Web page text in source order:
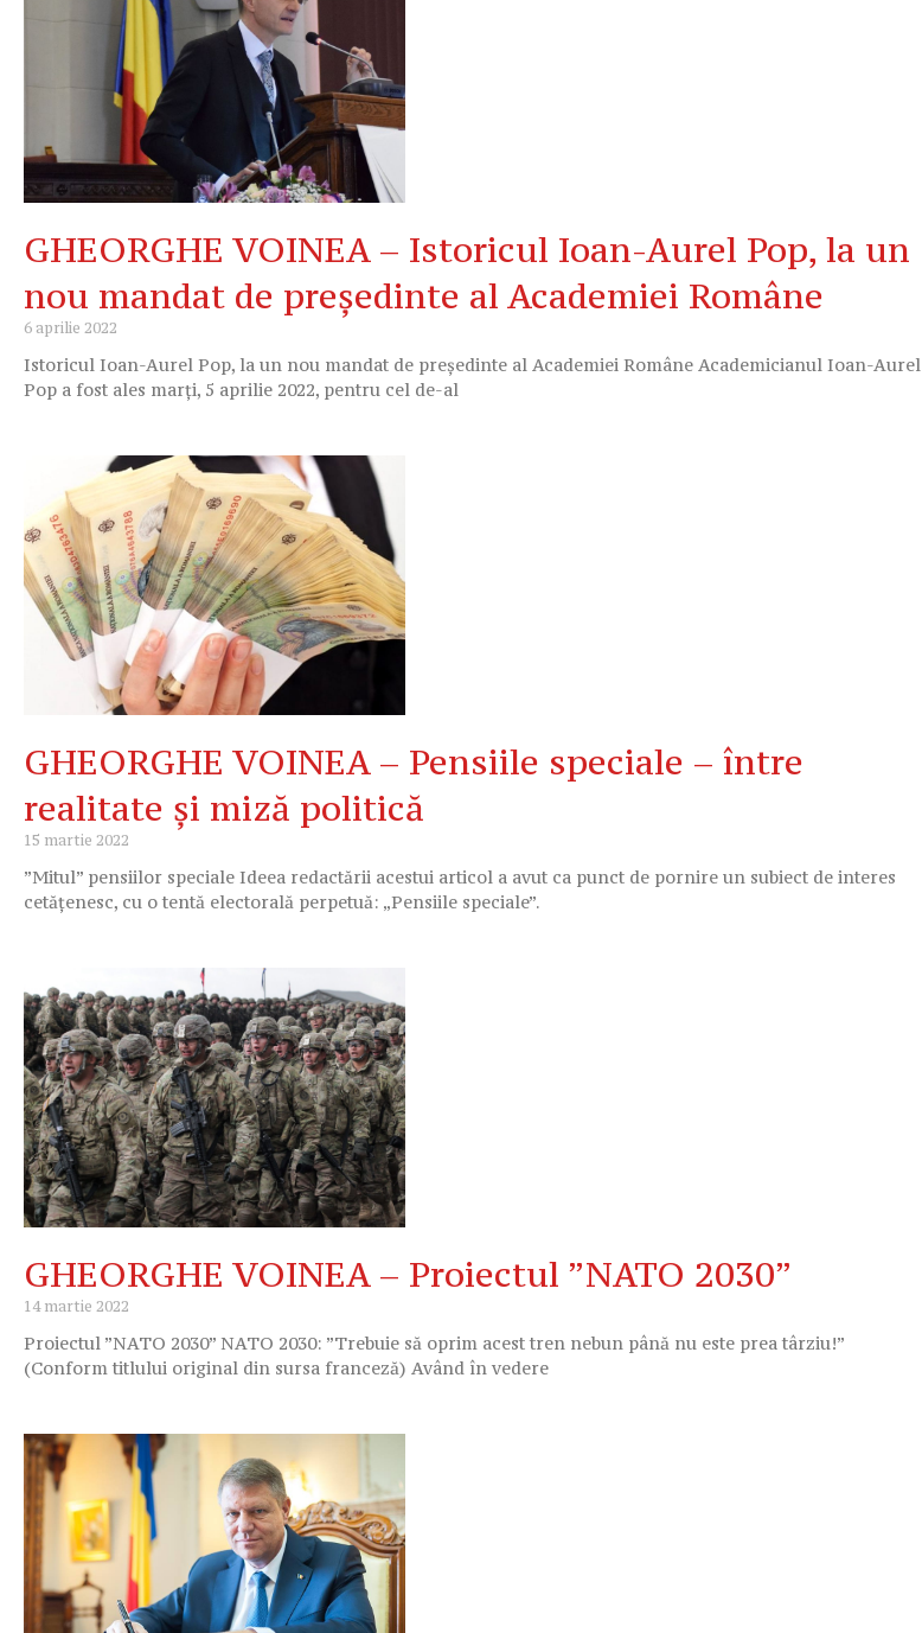
GHEORGHE VOINEA – Istoricul Ioan-Aurel Pop, la un
nou mandat de președinte al Academiei Române
6 aprilie 2022
Istoricul Ioan-Aurel Pop, la un nou mandat de președinte al Academiei Române Academicianul Ioan-Aurel
Pop a fost ales marți, 5 aprilie 2022, pentru cel de-al
GHEORGHE VOINEA – Pensiile speciale – între
realitate și miză politică
15 martie 2022
”Mitul” pensiilor speciale Ideea redactării acestui articol a avut ca punct de pornire un subiect de interes
cetățenesc, cu o tentă electorală perpetuă: „Pensiile speciale”.
GHEORGHE VOINEA – Proiectul ”NATO 2030”
14 martie 2022
Proiectul ”NATO 2030” NATO 2030: ”Trebuie să oprim acest tren nebun până nu este prea târziu!”
(Conform titlului original din sursa franceză) Având în vedere